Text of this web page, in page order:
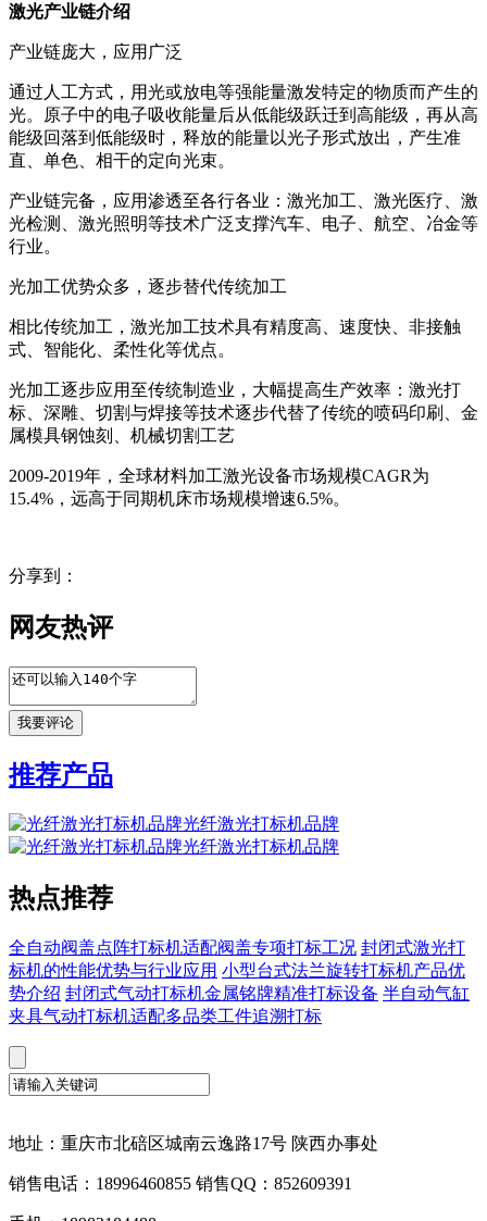
激光产业链介绍
产业链庞大，应用广泛
通过人工方式，用光或放电等强能量激发特定的物质而产生的
光。原子中的电子吸收能量后从低能级跃迁到高能级，再从高
能级回落到低能级时，释放的能量以光子形式放出，产生准
直、单色、相干的定向光束。
产业链完备，应用渗透至各行各业：激光加工、激光医疗、激
光检测、激光照明等技术广泛支撑汽车、电子、航空、冶金等
行业。
光加工优势众多，逐步替代传统加工
相比传统加工，激光加工技术具有精度高、速度快、非接触
式、智能化、柔性化等优点。
光加工逐步应用至传统制造业，大幅提高生产效率：激光打
标、深雕、切割与焊接等技术逐步代替了传统的喷码印刷、金
属模具钢蚀刻、机械切割工艺
2009-2019年，全球材料加工激光设备市场规模CAGR为
15.4%，远高于同期机床市场规模增速6.5%。
分享到：
网友热评
推荐产品
光纤激光打标机品牌
光纤激光打标机品牌
热点推荐
全自动阀盖点阵打标机适配阀盖专项打标工况 封闭式激光打
标机的性能优势与行业应用 小型台式法兰旋转打标机产品优
势介绍 封闭式气动打标机金属铭牌精准打标设备 半自动气缸
夹具气动打标机适配多品类工件追溯打标
地址：重庆市北碚区城南云逸路17号 陕西办事处
销售电话：18996460855 销售QQ：852609391